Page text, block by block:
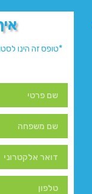
*טופס זה הינו